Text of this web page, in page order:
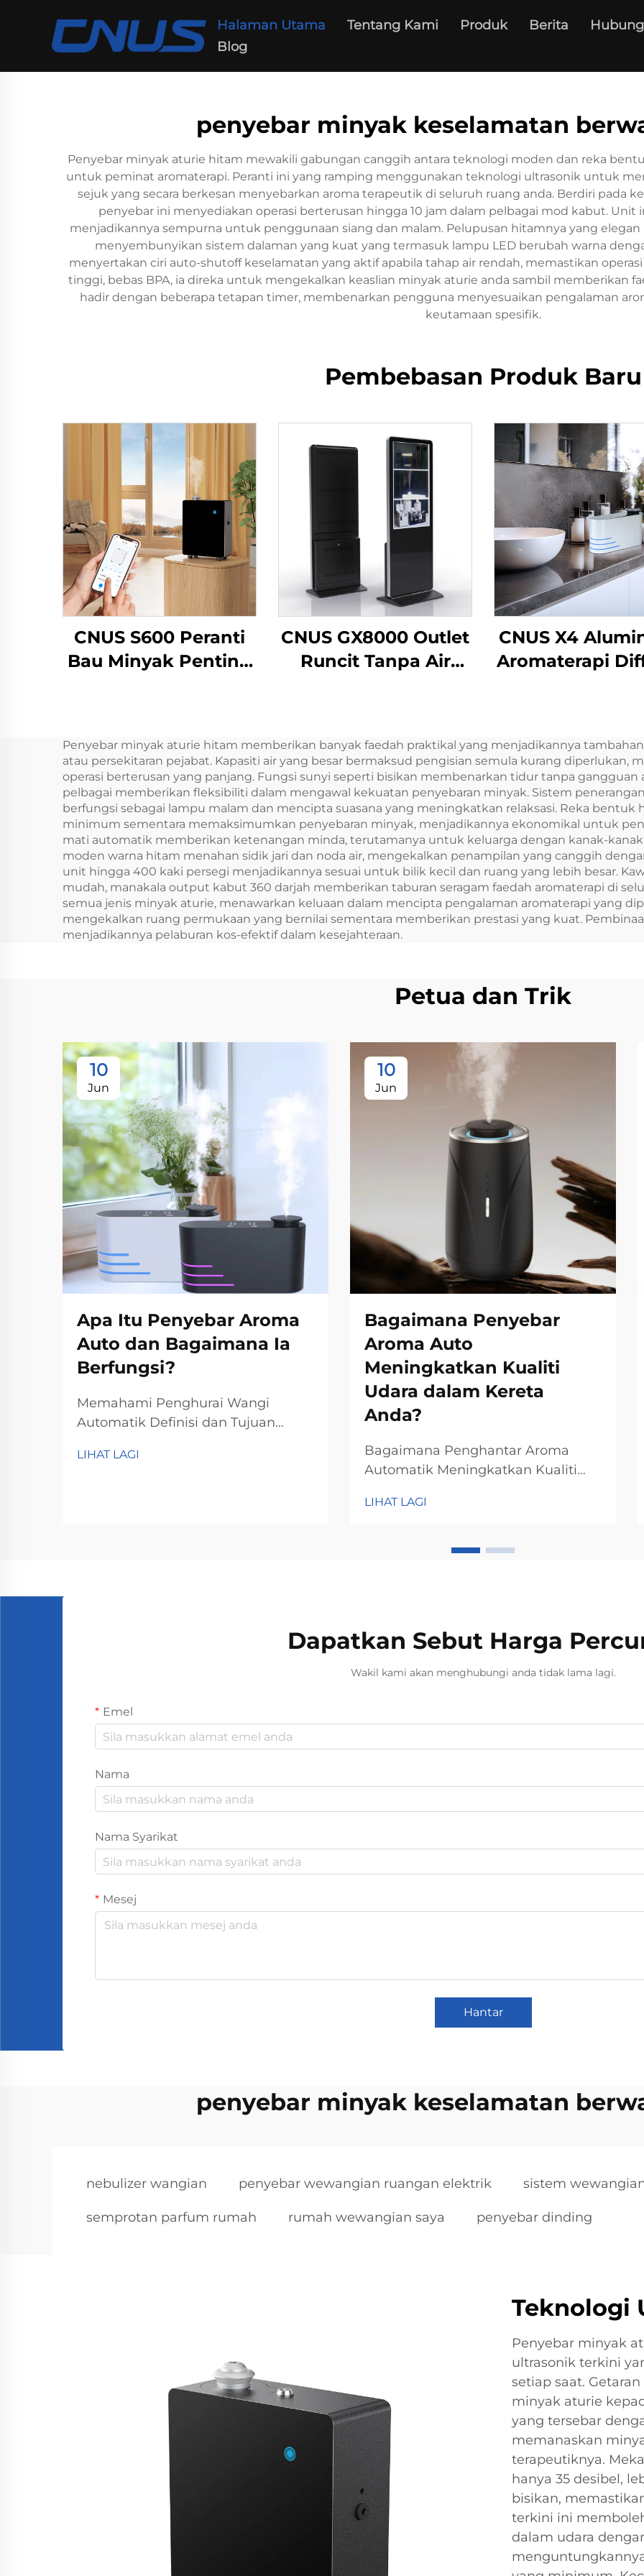
Halaman Utama Tentang Kami Produk Berita
Blog
penyebar minyak keselamatan
Penyebar minyak aturie hitam mewakili gabungan canggih antara teknologi moden dan reka
untuk peminat aromaterapi. Peranti ini yang ramping menggunakan teknologi ultrasonik untuk
sejuk yang secara berkesan menyebarkan aroma terapeutik di seluruh ruang anda. Berdiri pada
penyebar ini menyediakan operasi berterusan hingga 10 jam dalam pelbagai mod kabut. Unit
menjadikannya sempurna untuk penggunaan siang dan malam. Pelupusan hitamnya yang
menyembunyikan sistem dalaman yang kuat yang termasuk lampu LED berubah warna
menyertakan ciri auto-shutoff keselamatan yang aktif apabila tahap air rendah, memastikan
tinggi, bebas BPA, ia direka untuk mengekalkan keaslian minyak aturie anda sambil memberikan
hadir dengan beberapa tetapan timer, membenarkan pengguna menyesuaikan pengalaman
keutamaan spesifik.
Pembebasan Produk Baru
CNUS S600 Peranti
Bau Minyak Penting
Mesin penyegar
udara elektrik
CNUS GX8000 Outlet
Runcit Tanpa Air
LCD Penampilan
Skrin Sentuh Kios
CNUS X4
Aromaterapi
Airless
Penyebar minyak aturie hitam memberikan banyak faedah praktikal yang menjadikannya
atau persekitaran pejabat. Kapasiti air yang besar bermaksud pengisian semula kurang diperlukan,
operasi berterusan yang panjang. Fungsi sunyi seperti bisikan membenarkan tidur tanpa
pelbagai memberikan fleksibiliti dalam mengawal kekuatan penyebaran minyak. Sistem
berfungsi sebagai lampu malam dan mencipta suasana yang meningkatkan relaksasi. Reka
minimum sementara memaksimumkan penyebaran minyak, menjadikannya ekonomikal untuk
mati automatik memberikan ketenangan minda, terutamanya untuk keluarga dengan kanak-kanak
moden warna hitam menahan sidik jari dan noda air, mengekalkan penampilan yang canggih
unit hingga 400 kaki persegi menjadikannya sesuai untuk bilik kecil dan ruang yang lebih besar.
mudah, manakala output kabut 360 darjah memberikan taburan seragam faedah aromaterapi di
semua jenis minyak aturie, menawarkan keluaan dalam mencipta pengalaman aromaterapi yang
mengekalkan ruang permukaan yang bernilai sementara memberikan prestasi yang kuat.
menjadikannya pelaburan kos-efektif dalam kesejahteraan.
Petua dan Trik
10
Jun
Apa Itu Penyebar Aroma
Auto dan Bagaimana Ia
Berfungsi?
Memahami Penghurai Wangi
Automatik Definisi dan Tujuan
bekerja dengan cara menyebarkan
LIHAT LAGI
10
Jun
Bagaimana Penyebar
Aroma Auto
Meningkatkan Kualiti
Udara dalam Kereta
Anda?
Bagaimana Penghantar Aroma
Automatik Meningkatkan Kualiti
MenyenangkanCukup tambahkan
pengharum udara automatik ini
ess...
LIHAT LAGI
Dapatkan Sebut Harga
Wakil kami akan menghubungi anda tidak lama lagi.
Emel
Nama
Nama Syarikat
Mesej
Hantar
penyebar minyak keselamatan
nebulizer wangian penyebar wewangian ruangan elektrik sistem
semprotan parfum rumah rumah wewangian saya penyebar dinding
Teknologi
Penyebar minyak
ultrasonik terkini
setiap saat.
minyak aturie
yang tersebar
memanaskan
terapeutiknya.
hanya 35 desibel,
bisikan,
terkini ini
dalam udara